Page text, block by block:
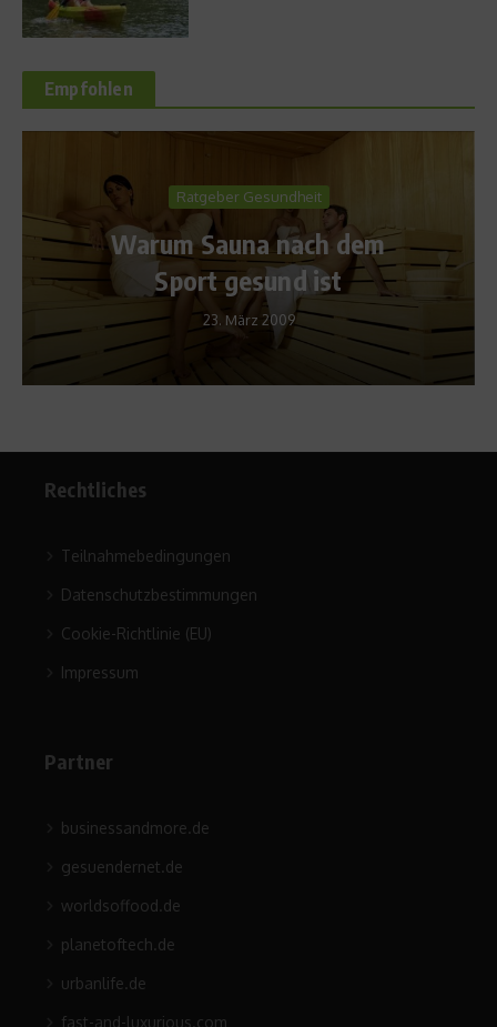
Empfohlen
Triathlon:
Gleichgewichtstraining
für bessere Fahrtechnik
11. April 2014
Rechtliches
Teilnahmebedingungen
Datenschutzbestimmungen
Cookie-Richtlinie (EU)
Impressum
Partner
businessandmore.de
gesuendernet.de
worldsoffood.de
planetoftech.de
urbanlife.de
fast-and-luxurious.com